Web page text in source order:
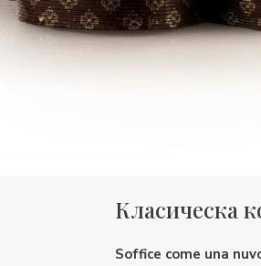
Класическа
Soffice come una